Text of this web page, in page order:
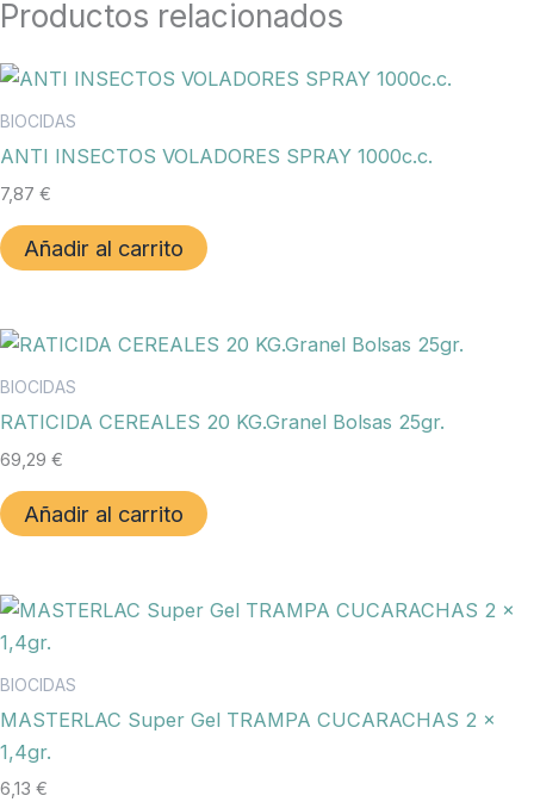
Productos relacionados
BIOCIDAS
ANTI INSECTOS VOLADORES SPRAY 1000c.c.
7,87 €
Añadir al carrito
BIOCIDAS
RATICIDA CEREALES 20 KG.Granel Bolsas 25gr.
69,29 €
Añadir al carrito
BIOCIDAS
MASTERLAC Super Gel TRAMPA CUCARACHAS 2 x
1,4gr.
6,13 €